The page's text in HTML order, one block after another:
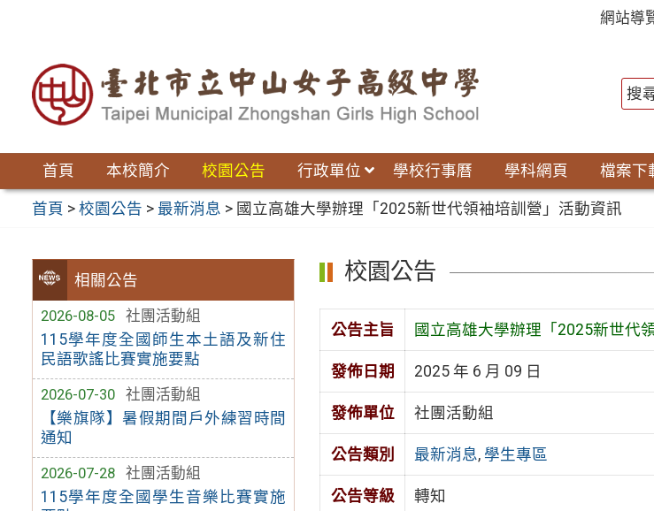
網站導
首頁 本校簡介 校園公告 行政單位 學校行事曆 學科網頁 檔案下
首頁 >校園公告 > 最新消息 > 國立高雄大學辦理「2025新世代領袖培訓營」活動資訊
相關公告
2026-08-05
社團活動組
115學年度全國師生本土語及新住
民語歌謠比賽實施要點
2026-07-30
社團活動組
【樂旗隊】暑假期間戶外練習時間
通知
2026-07-28
社團活動組
115學年度全國學生音樂比賽實施
校園公告
公告主旨 國立高雄大學辦理「2025新世代
發佈日期 2025 年 6 月 09 日
發佈單位 社團活動組
公告類別 最新消息, 學生專區
公告等級 轉知